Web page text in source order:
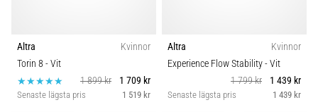
Altra
Kvinnor
Torin 8 - Vit
1 899 kr
1 709 kr
Senaste lägsta pris 1 519 kr
Altra
Kvinnor
Experience Flow Stability- Vit
1 799 kr
1 439 kr
Senaste lägsta pris 1 439 kr